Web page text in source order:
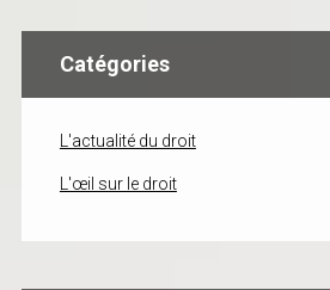
Catégories
L'actualité du droit
L'œil sur le droit